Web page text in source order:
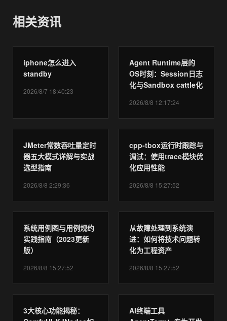
相关资讯
iphone怎么进入
standby
2026/8/7 18:40:23
Agent Runtime层的
OS时刻：Session日志
化与Sandbox cattle化
2026/8/8 12:17:24
JMeter常数吞吐量定时
器五大模式详解与实战
选型指南
2026/8/8 2:29:36
cpp-tbox运行时跟踪与
调试：使用trace模块优
化应用性能
2026/8/8 15:27:52
系统用例图与用例规约
实践指南（2023更新
版）
2026/8/8 15:27:52
从故障处理到系统演
进：如何将技术问题转
化为工程资产
2026/8/8 15:27:52
3大核心功能揭秘：
AI终端工具